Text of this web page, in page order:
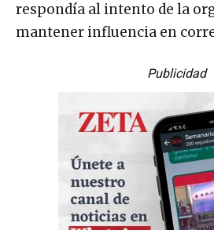
respondía al intento de la
mantener influencia en
Publicidad